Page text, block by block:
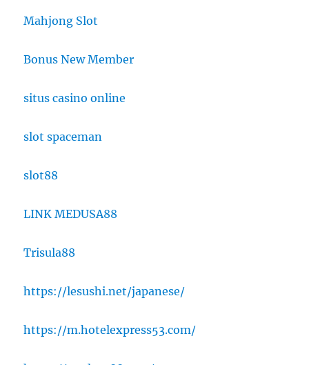
Mahjong Slot
Bonus New Member
situs casino online
slot spaceman
slot88
LINK MEDUSA88
Trisula88
https://lesushi.net/japanese/
https://m.hotelexpress53.com/